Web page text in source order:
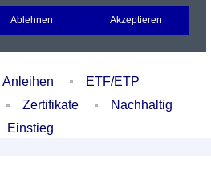
Portfolio Login
Anleihen
ETF/ETP
Zertifikate
Nachhaltig
Einstieg
Ablehnen Akzeptieren